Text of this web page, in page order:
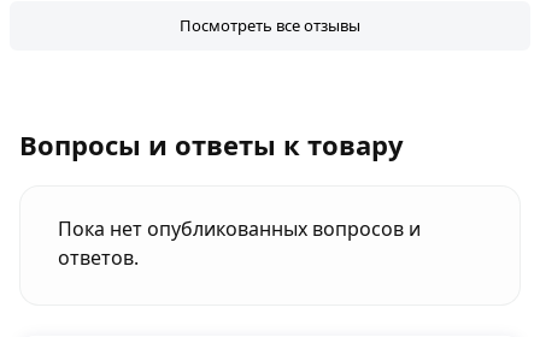
Посмотреть все отзывы
Вопросы и ответы к товару
Пока нет опубликованных вопросов и
ответов.